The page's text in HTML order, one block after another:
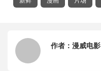
作者： 漫威电影